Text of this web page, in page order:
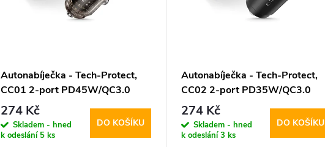
Autonabíječka - Tech-Protect,
CC01 2-port PD45W/QC3.0
274 Kč
Skladem - hned
k odeslání 5 ks
DO KOŠÍKU
Autonabíječka - Tech-Protect,
CC02 2-port PD35W/QC3.0
274 Kč
Skladem - hned
k odeslání3 ks
DO KOŠÍKU